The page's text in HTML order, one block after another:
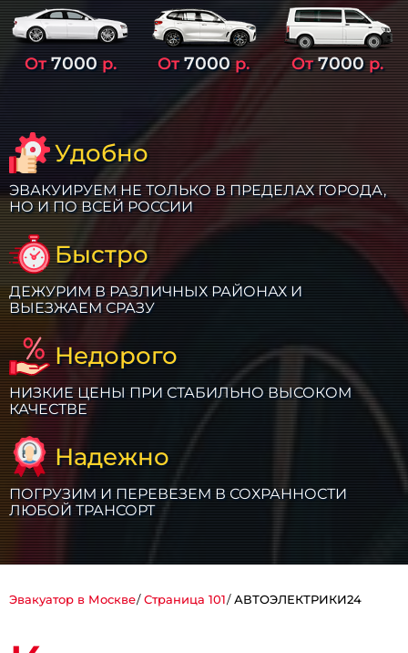
От7000р. От7000р. От7000р.
Удобно
ЭВАКУИРУЕМ НЕ ТОЛЬКО В ПРЕДЕЛАХ ГОРОДА,
НО И ПО ВСЕЙ РОССИИ
Быстро
ДЕЖУРИМ В РАЗЛИЧНЫХ РАЙОНАХ И
ВЫЕЗЖАЕМ СРАЗУ
Недорого
НИЗКИЕ ЦЕНЫ ПРИ СТАБИЛЬНО ВЫСОКОМ
КАЧЕСТВЕ
Надежно
ПОГРУЗИМ И ПЕРЕВЕЗЕМ В СОХРАННОСТИ
ЛЮБОЙ ТРАНСОРТ
Эвакуатор в Москве Страница 101 АВТОЭЛЕКТРИКИ24